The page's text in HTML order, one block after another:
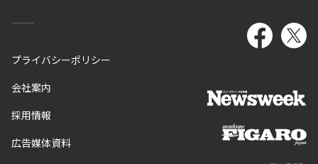
プライバシーポリシー
会社案内
採用情報
広告媒体資料